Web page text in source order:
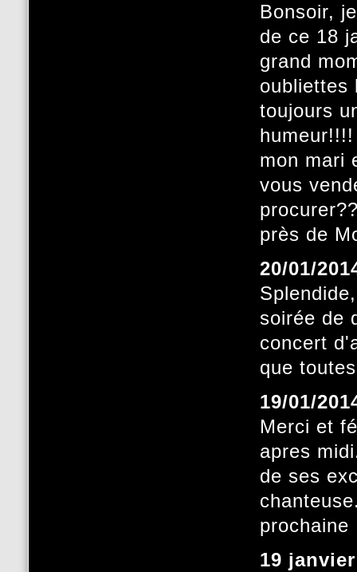
Bonsoir,
de ce 18
grand
oubliettes
toujours
mon mari
vous
près de
20/01/
soirée de
concert
que
19/01/
Merci et
apres
de ses
prochaine
19